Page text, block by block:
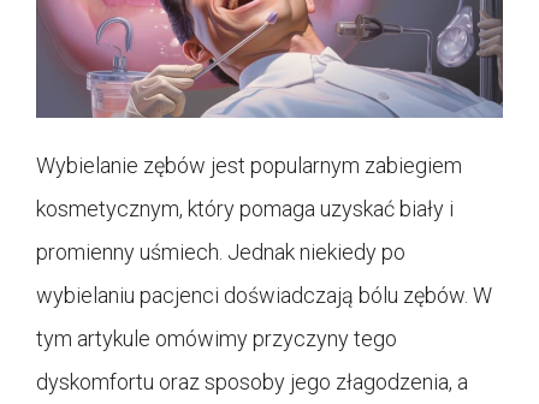
Wybielanie zębów jest popularnym zabiegiem
kosmetycznym, który pomaga uzyskać biały i
promienny uśmiech. Jednak niekiedy po
wybielaniu pacjenci doświadczają bólu zębów. W
tym artykule omówimy przyczyny tego
dyskomfortu oraz sposoby jego złagodzenia, a